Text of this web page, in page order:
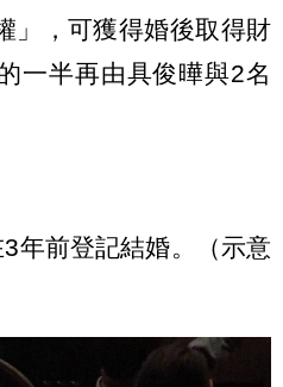
」，可獲得婚後取得財
一半再由具俊曄與2名
年前登記結婚。（示意